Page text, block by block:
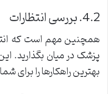
4.2. بررسی انتظارات
همچنین مهم است که
پزشک در میان بگذارید.
بهترین راهکارها را برای